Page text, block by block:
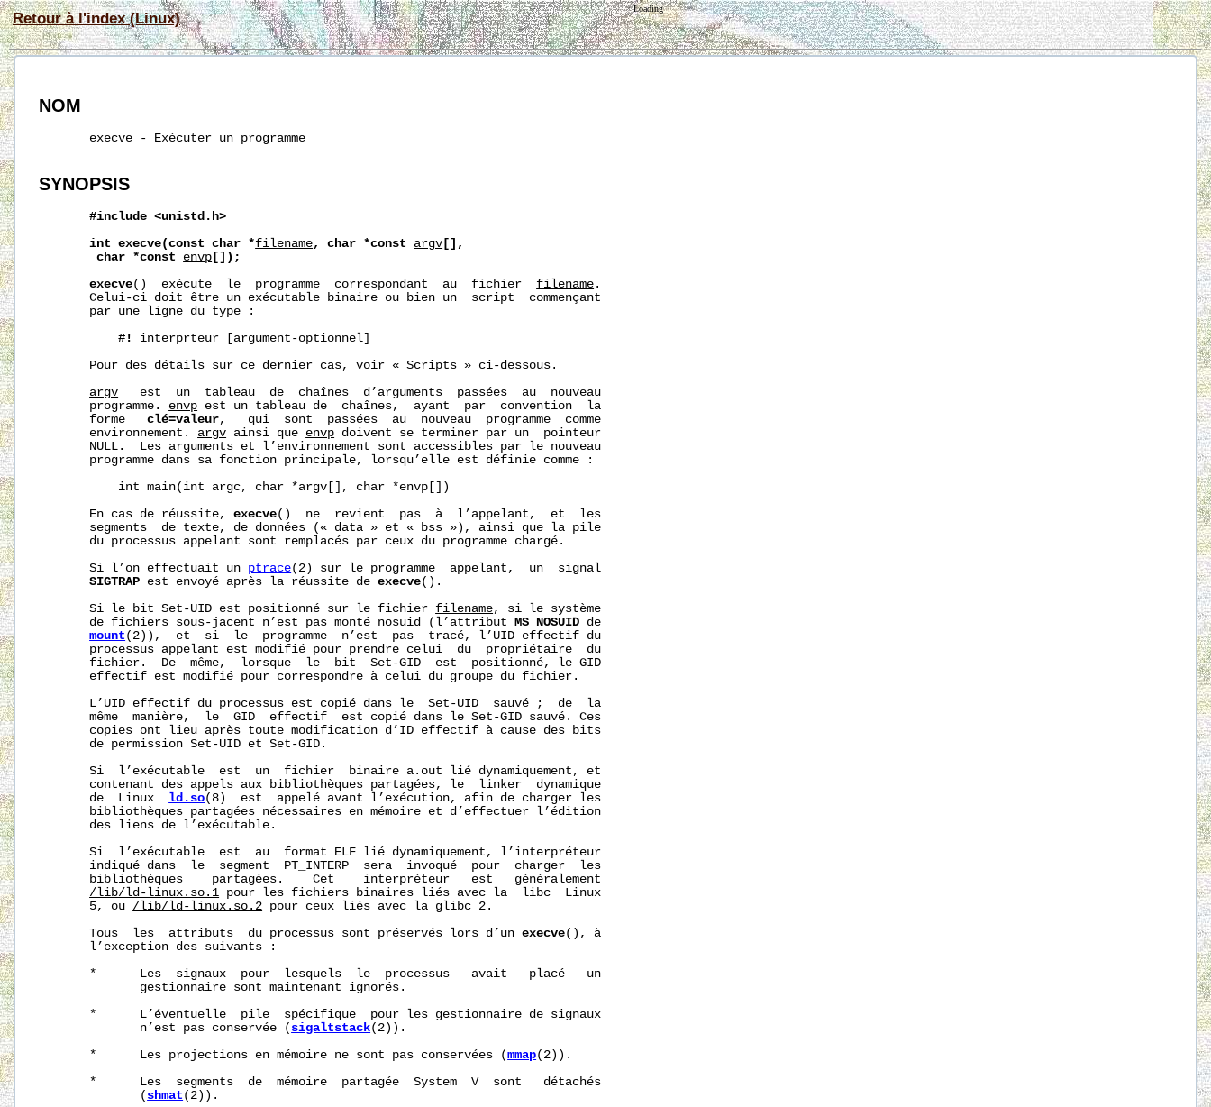
Retour à l'index (Linux)
Loading
NOM
       execve - Exécuter un programme
SYNOPSIS
#include <unistd.h>
int
execve(const char *filename, char *const argv [],
char *const envp []);
execve()  exécute  le  programme  correspondant  au  fichier filename .
       Celui‐ci doit être un exécutable binaire ou bien un  script  commençant
       par une ligne du type :
#!
interprteur [argument-optionnel]
       Pour des détails sur ce dernier cas, voir « Scripts » ci‐dessous.
argv
   est  un  tableau  de  chaînes  d’arguments  passées  au  nouveau
       programme.
envp est un tableau de  chaînes,  ayant  par  convention  la
       forme
clé=valeur,   qui  sont  passées  au  nouveau  programme  comme
       environnement.
argv ainsi que envp doivent se terminer par un  pointeur
       NULL.  Les arguments et l’environnement sont accessibles par le nouveau
       programme dans sa fonction principale, lorsqu’elle est définie comme :
           int main(int argc, char *argv[], char *envp[])
       En cas de réussite,
execve()  ne  revient  pas  à  l’appelant,  et  les
       segments  de texte, de données (« data » et « bss »), ainsi que la pile
       du processus appelant sont remplacés par ceux du programme chargé.
       Si l’on effectuait un
ptrace(2) sur le programme  appelant,  un  signal
SIGTRAP est envoyé après la réussite de execve().
       Si le bit Set-UID est positionné sur le fichier
filename, si le système
       de fichiers sous‐jacent n’est pas monté
nosuid (l’attribut MS_NOSUID de
mount (2)),  et  si  le  programme  n’est  pas  tracé, l’UID effectif du
       processus appelant est modifié pour prendre celui  du  propriétaire  du
       fichier.  De  même,  lorsque  le  bit  Set‐GID  est  positionné, le GID
       effectif est modifié pour correspondre à celui du groupe du fichier.
       L’UID effectif du processus est copié dans le  Set-UID  sauvé ;  de  la
       même  manière,  le  GID  effectif  est copié dans le Set-GID sauvé. Ces
       copies ont lieu après toute modification d’ID effectif à cause des bits
       de permission Set-UID et Set-GID.
       Si  l’exécutable  est  un  fichier  binaire a.out lié dynamiquement, et
       contenant des appels aux bibliothèques partagées, le  linker  dynamique
       de  Linux
ld.so(8)  est  appelé avant l’exécution, afin de charger les
       bibliothèques partagées nécessaires en mémoire et d’effectuer l’édition
       des liens de l’exécutable.
       Si  l’exécutable  est  au  format ELF lié dynamiquement, l’interpréteur
       indiqué dans  le  segment  PT_INTERP  sera  invoqué  pour  charger  les
       bibliothèques    partagées.    Cet    interpréteur   est   généralement
/lib/ld-linux.so.1 pour les fichiers binaires liés avec la  libc  Linux
       5, ou
/lib/ld-linux.so.2 pour ceux liés avec la glibc 2.
       Tous  les  attributs  du processus sont préservés lors d’un
execve(), à
       l’exception des suivants :
       *      Les  signaux  pour  lesquels  le  processus   avait   placé   un
              gestionnaire sont maintenant ignorés.
       *      L’éventuelle  pile  spécifique  pour les gestionnaire de signaux
              n’est pas conservée (
sigaltstack(2)).
       *      Les projections en mémoire ne sont pas conservées (
mmap(2)).
       *      Les  segments  de  mémoire  partagée  System  V  sont   détachés
              (
shmat (2)).